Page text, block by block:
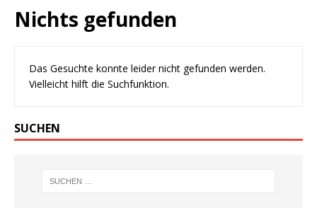
Nichts gefunden
Das Gesuchte konnte leider nicht gefunden werden.
Vielleicht hilft die Suchfunktion.
SUCHEN